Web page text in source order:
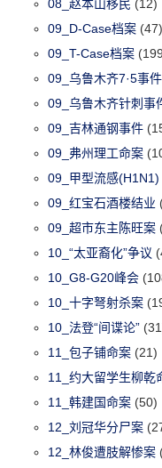
08_赵本山移民 (12)
09_D-Case档案 (47)
09_T-Case档案
09_乌鲁木齐7·5事件
09_乌鲁木齐针刺事
09_吉林通钢事件
09_弗州理工命案
09_甲型流感(H1N1)
09_红宝石酒楼结业
09_超市东主陈旺案
10_“太亚裔化”争议
10_G8-G20峰会
10_十字弩射杀案
10_法登“间谍论”
11_包子铺命案 (21)
11_约大留学生柳乾
11_韩建国命案 (50)
12_刘冠华分尸案
12_林俊遭肢解惨案